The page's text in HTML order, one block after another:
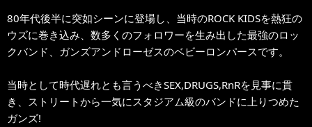
80年代後半に突如シーンに登場し、当時のROCK KIDSを熱狂の
ウズに巻き込み、数多くのフォロワーを生み出した最強のロッ
クバンド、ガンズアンドローゼスのベビーロンパースです。
当時として時代遅れとも言うべきSEX,DRUGS,RnRを見事に貫
き、ストリートから一気にスタジアム級のバンドに上りつめた
ガンズ!